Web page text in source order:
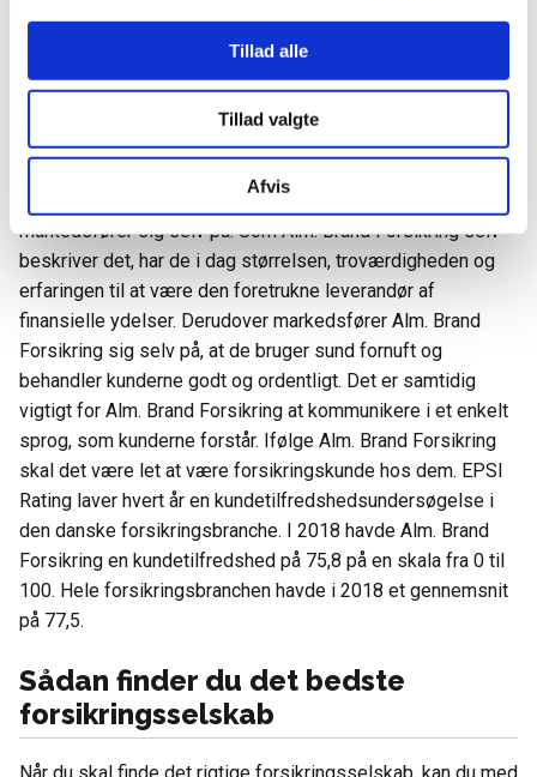
Tillad alle
Tillad valgte
Afvis
Hvad er særligt ved Alm. Brand
Alm. Brand Forsikring har et bredt fokus og servicerer både
privatkunder, erhvervsvirksomhed, landbrug, ejendomsejere
markedsfører sig selv på. Som Alm. Brand Forsikring selv
beskriver det, har de i dag størrelsen, troværdigheden og
erfaringen til at være den foretrukne leverandør af
finansielle ydelser. Derudover markedsfører Alm. Brand
Forsikring sig selv på, at de bruger sund fornuft og
behandler kunderne godt og ordentligt. Det er samtidig
vigtigt for Alm. Brand Forsikring at kommunikere i et enkelt
sprog, som kunderne forstår. Ifølge Alm. Brand Forsikring
skal det være let at være forsikringskunde hos dem. EPSI
Rating laver hvert år en kundetilfredshedsundersøgelse i
den danske forsikringsbranche. I 2018 havde Alm. Brand
Forsikring en kundetilfredshed på 75,8 på en skala fra 0 til
100. Hele forsikringsbranchen havde i 2018 et gennemsnit
på 77,5.
Sådan finder du det bedste
forsikringsselskab